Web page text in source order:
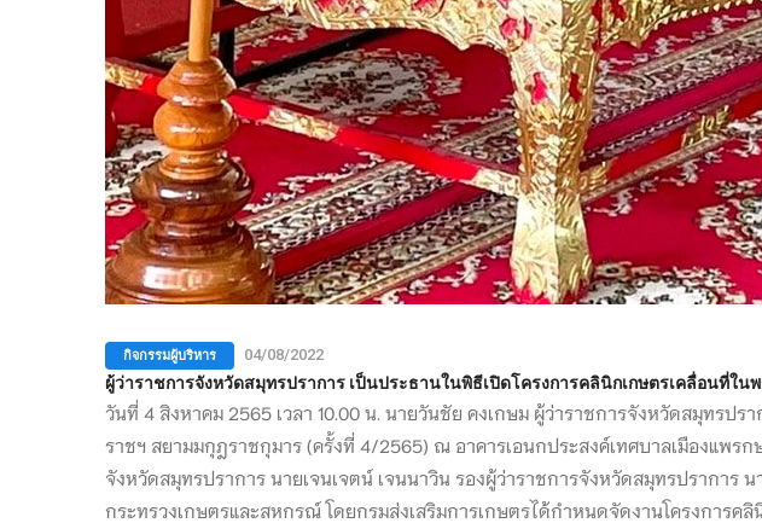
กิจกรรมผู้บริหาร 04/08/2022
ผู้ว่าราชการจังหวัดสมุทรปราการ เป็นประธานในพิธีเปิดโครงการคลินิกเกษตรเคลื่อนที่
วันที่ 4 สิงหาคม 2565 เวลา 10.00 น. นายวันชัย คงเกษม ผู้ว่าราชการจังหวัดสมุทรป
ราชฯ สยามมกุฎราชกุมาร (ครั้งที่ 4/2565) ณ อาคารเอนกประสงค์เทศบาลเมืองแพ
จังหวัดสมุทรปราการ นายเจนเจตน์ เจนนาวิน รองผู้ว่าราชการจังหวัดสมุทรปราการ
กระทรวงเกษตรและสหกรณ์ โดยกรมส่งเสริมการเกษตรได้กำหนดจัดงานโครงการค